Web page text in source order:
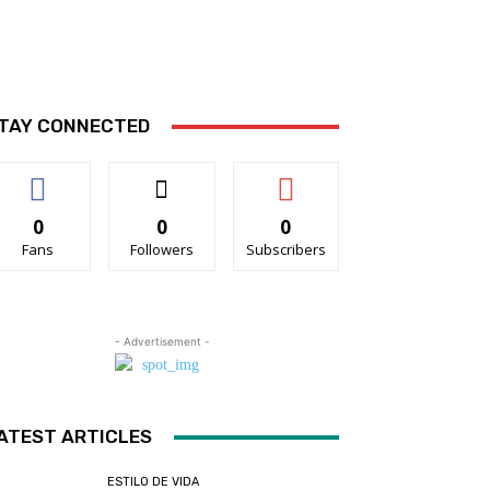
CONNECTED
0
Fans
0
Followers
0
Subscribers
- Advertisement -
ARTICLES
ESTILO DE VIDA